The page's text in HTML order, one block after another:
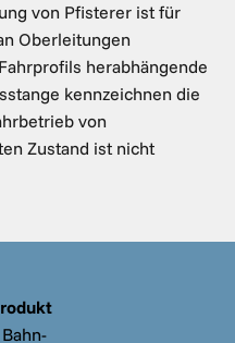
von Pfisterer ist für
Oberleitungen
herabhängende
kennzeichnen die
von
Zustand ist nicht